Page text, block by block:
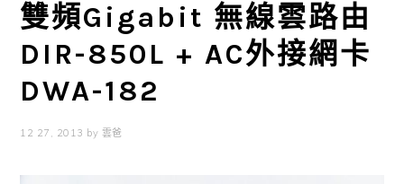
雙頻Gigabit 無線雲路由
DIR-850L + AC外接網卡
DWA-182
12 27, 2013 by 雲爸